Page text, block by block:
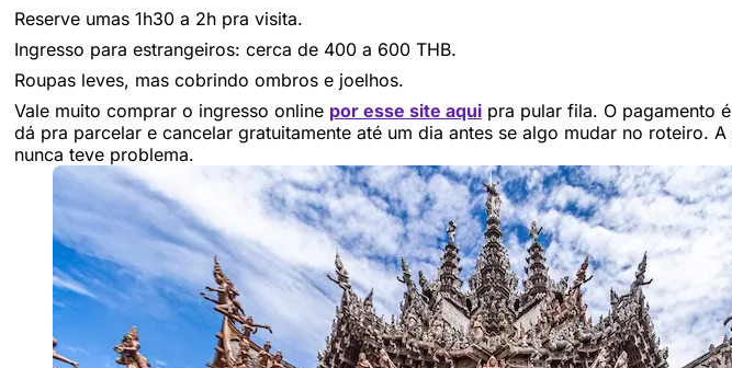
Reserve umas 1h30 a 2h pra visita.
Ingresso para estrangeiros: cerca de 400 a 600 THB.
Roupas leves, mas cobrindo ombros e joelhos.
Vale muito comprar o ingresso online por esse site aqui pra pular fila. O pagamento
dá pra parcelar e cancelar gratuitamente até um dia antes se algo mudar no roteiro.
nunca teve problema.